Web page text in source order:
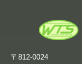
〒812-0024